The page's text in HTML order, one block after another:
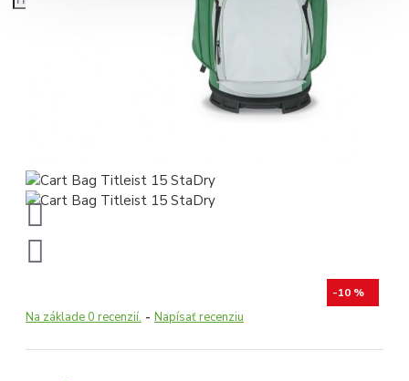
-10 %
Na základe 0 recenzií. - Napísať recenziu